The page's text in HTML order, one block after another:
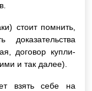
стоит помнить,
доказательства
договор купли-
и так далее).
взять себе на